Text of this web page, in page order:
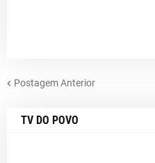
Postagem Anterior
TV DO POVO